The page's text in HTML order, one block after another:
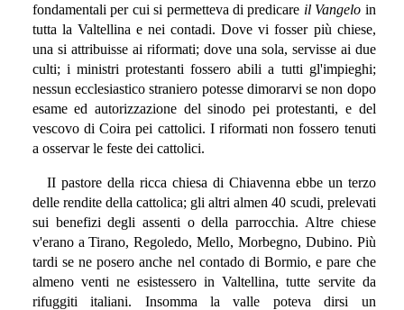
fondamentali per cui si permetteva di predicare il Vangelo in
tutta la Valtellina e nei contadi. Dove vi fosser più chiese,
una si attribuisse ai riformati; dove una sola, servisse ai due
culti; i ministri protestanti fossero abili a tutti gl'impieghi;
nessun ecclesiastico straniero potesse dimorarvi se non dopo
esame ed autorizzazione del sinodo pei protestanti, e del
vescovo di Coira pei cattolici. I riformati non fossero tenuti
a osservar le feste dei cattolici.
II pastore della ricca chiesa di Chiavenna ebbe un terzo
delle rendite della cattolica; gli altri almen 40 scudi, prelevati
sui benefizi degli assenti o della parrocchia. Altre chiese
v'erano a Tirano, Regoledo, Mello, Morbegno, Dubino. Più
tardi se ne posero anche nel contado di Bormio, e pare che
almeno venti ne esistessero in Valtellina, tutte servite da
rifuggiti italiani. Insomma la valle poteva dirsi un